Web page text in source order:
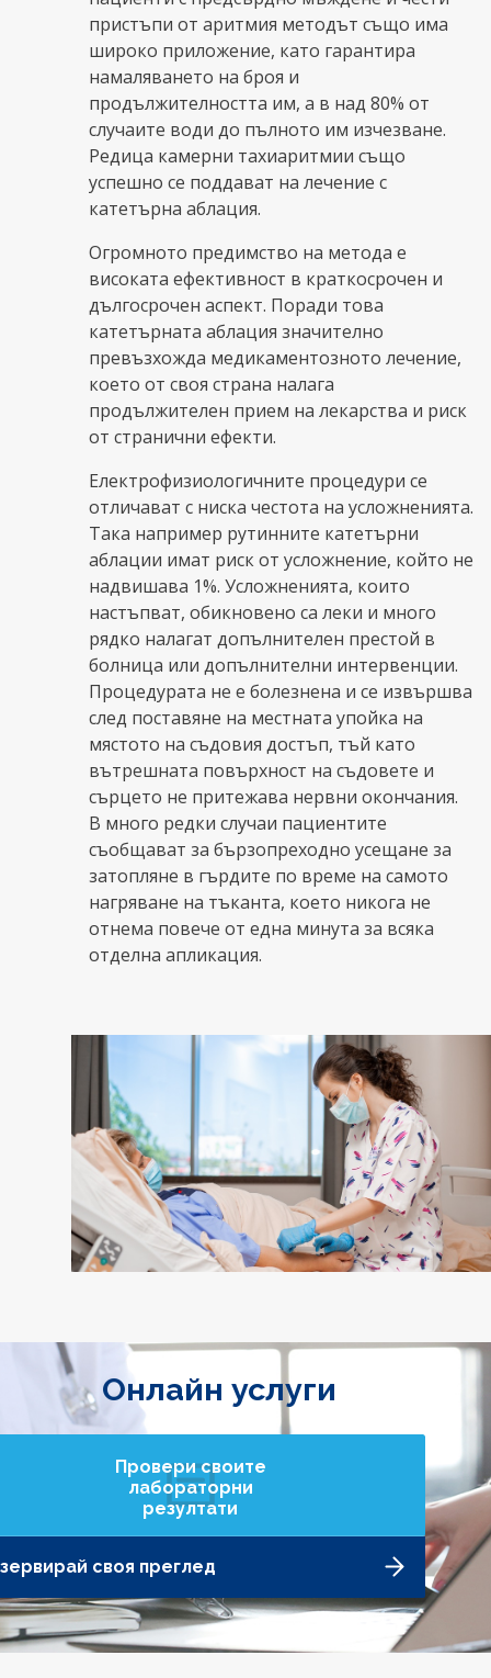
пристъпи от аритмия методът също има
широко приложение, като гарантира
намаляването на броя и
продължителността им, а в над 80% от
случаите води до пълното им изчезване.
Редица камерни тахиаритмии също
успешно се поддават на лечение с
катетърна аблация.
Огромното предимство на метода е
високата ефективност в краткосрочен и
дългосрочен аспект. Поради това
катетърната аблация значително
превъзхожда медикаментозното лечение,
което от своя страна налага
продължителен прием на лекарства и риск
от странични ефекти.
Електрофизиологичните процедури се
отличават с ниска честота на усложненията.
Така например рутинните катетърни
аблации имат риск от усложнение, който не
надвишава 1%. Усложненията, които
настъпват, обикновено са леки и много
рядко налагат допълнителен престой в
болница или допълнителни интервенции.
Процедурата не е болезнена и се извършва
след поставяне на местната упойка на
мястото на съдовия достъп, тъй като
вътрешната повърхност на съдовете и
сърцето не притежава нервни окончания.
В много редки случаи пациентите
съобщават за бързопреходно усещане за
затопляне в гърдите по време на самото
нагряване на тъканта, което никога не
отнема повече от една минута за всяка
отделна апликация.
Галерия
Онлайн услуги
Провери своите
лабораторни
резултати
своя преглед